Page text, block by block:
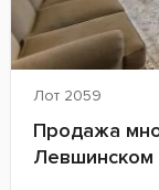
Лот 2059
Продажа
Левшинском